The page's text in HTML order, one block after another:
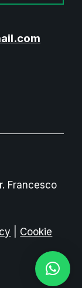
Francesco
Cookie